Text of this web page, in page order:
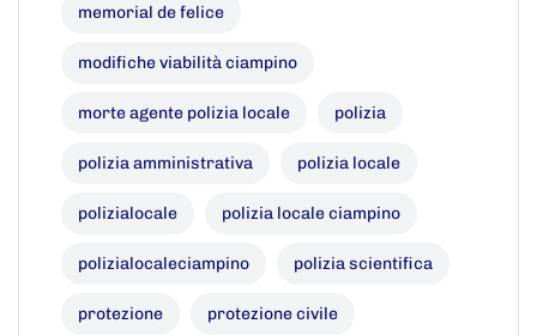
memorial de felice
modifiche viabilità ciampino
morte agente polizia locale polizia
polizia amministrativa polizia locale
polizialocale polizia locale ciampino
polizialocaleciampino polizia scientifica
protezione protezione civile